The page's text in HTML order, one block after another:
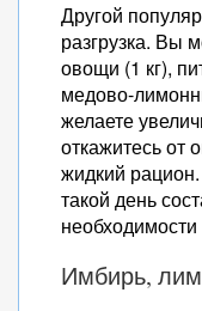
Другой
разгрузка. Вы
овощи (1 кг),
медово-
желаете
откажитесь от
жидкий
такой день
Имбирь,